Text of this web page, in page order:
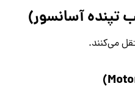
تپنده آسانسور)
می‌کنند.